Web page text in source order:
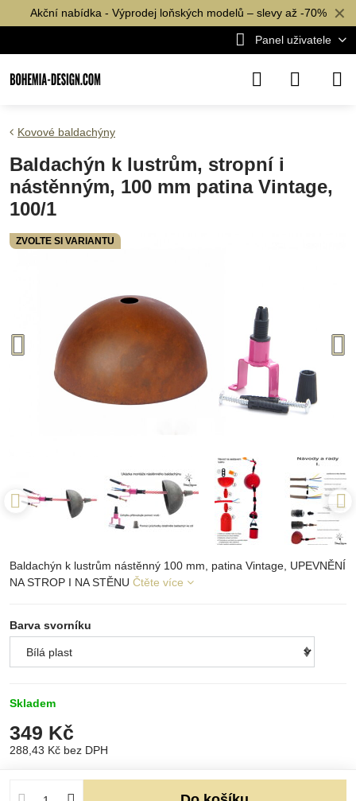
✕
Akční nabídka - Výprodej loňských modelů – slevy až -70%
Panel uživatele
ZVOLTE SI VARIANTU
Kovové baldachýny
Baldachýn k lustrům, stropní i
nástěnným, 100 mm patina Vintage,
100/1
Baldachýn k lustrům nástěnný 100 mm, patina Vintage, UPEVNĚNÍ
NA STROP I NA STĚNU Čtěte více
Barva svorníku
Skladem
349 Kč
288,43 Kč bez DPH